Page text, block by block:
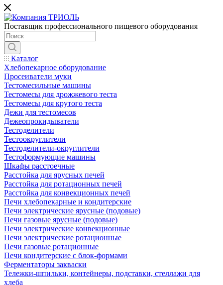
Поставщик профессионального пищевого оборудования
Каталог
Хлебопекарное оборудование
Просеиватели муки
Тестомесильные машины
Тестомесы для дрожжевого теста
Тестомесы для крутого теста
Дежи для тестомесов
Дежеопрокидыватели
Тестоделители
Тестоокруглители
Тестоделители-округлители
Тестоформующие машины
Шкафы расстоечные
Расстойка для ярусных печей
Расстойка для ротационных печей
Расстойка для конвекционных печей
Печи хлебопекарные и кондитерские
Печи электрические ярусные (подовые)
Печи газовые ярусные (подовые)
Печи электрические конвекционные
Печи электрические ротационные
Печи газовые ротационные
Печи кондитерские с блок-формами
Ферментаторы закваски
Тележки-шпильки, контейнеры, подставки, стеллажи для
хлеба